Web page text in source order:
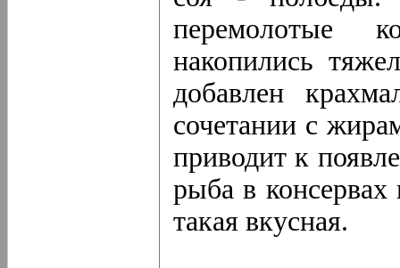
перемолотые
накопились
добавлен
сочетании с
приводит к
рыба в
такая вкусная.